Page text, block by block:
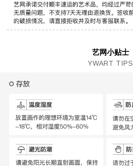
艺网小贴士
YWART TIPS